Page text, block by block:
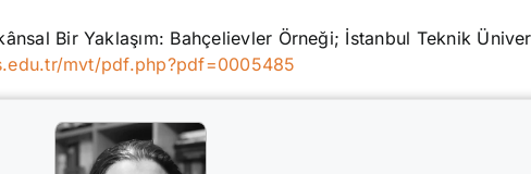
Bir Yaklaşım: Bahçelievler Örneği; İstanbul Teknik
mvt/pdf.php?pdf=0005485